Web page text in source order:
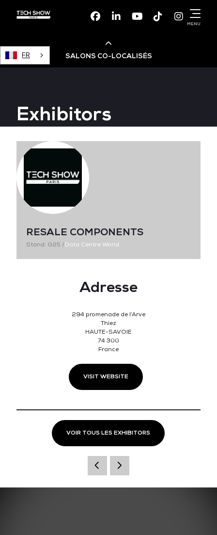
FacebookLinkedinYoutubeTikTok
MENU
FR SALONS CO-LOCALISÉS
Devops Live
Cloud & Cyber Security
Data & AI Leaders Summit
Data Centre World
Exhibitors
RESALE COMPONENTS
Stand: G25 |Data Centre World
Adresse
294 promenade de l’Arve
Thiez
HAUTE-SAVOIE
74 300
France
VISIT WEBSITE
VOIR TOUS LES EXHIBITORS